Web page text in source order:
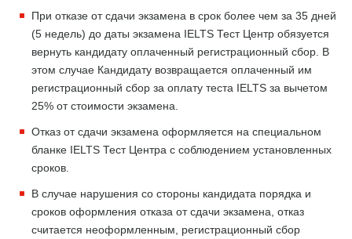
При отказе от сдачи экзамена в срок более чем за 35 дней
(5 недель) до даты экзамена IELTS Тест Центр обязуется
вернуть кандидату оплаченный регистрационный сбор. В
этом случае Кандидату возвращается оплаченный им
регистрационный сбор за оплату теста IELTS за вычетом
25% от стоимости экзамена.
Отказ от сдачи экзамена оформляется на специальном
бланке IELTS Тест Центра с соблюдением установленных
сроков.
В случае нарушения со стороны кандидата порядка и
сроков оформления отказа от сдачи экзамена, отказ
считается неоформленным, регистрационный сбор